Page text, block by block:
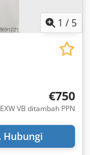
1 / 5
€750
EXW VB ditambah PPN
Hubungi